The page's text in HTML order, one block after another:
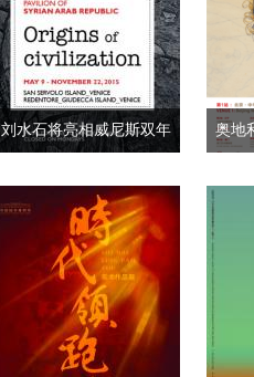
刘水石将亮相威尼斯双年 奥地